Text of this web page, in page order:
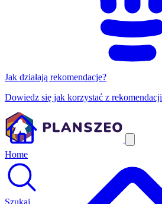
Jak działają rekomendacje?
Dowiedz się jak korzystać z rekomendacji
Home
Szukaj